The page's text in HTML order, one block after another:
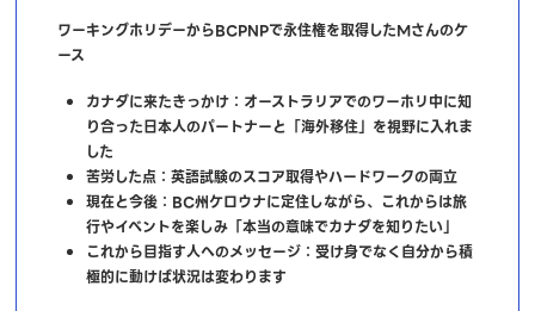
ワーキングホリデーからBCPNPで永住権を取得したMさんのケ
ース
カナダに来たきっかけ：オーストラリアでのワーホリ中に知
り合った日本人のパートナーと「海外移住」を視野に入れま
した
苦労した点：英語試験のスコア取得やハードワークの両立
現在と今後：BC州ケロウナに定住しながら、これからは旅
行やイベントを楽しみ「本当の意味でカナダを知りたい」
これから目指す人へのメッセージ：受け身でなく自分から積
極的に動けば状況は変わります